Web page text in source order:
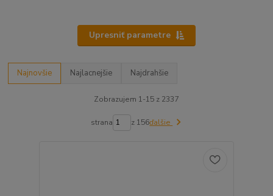
Upresniť parametre
Najnovšie Najlacnejšie Najdrahšie
Zobrazujem 1-15 z 2337
strana z 156ďalšie